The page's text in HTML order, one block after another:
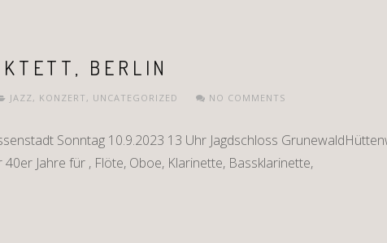
BERLIN
JAZZ, KONZERT , UNCATEGORIZED NO COMMENTS
Sonntag 10.9.2023 13 Uhr Jagdschloss
40er Jahre für , Flöte, Oboe, Klarinette, Bassklarinette,